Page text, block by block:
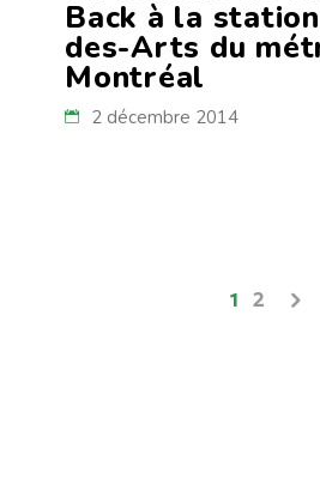
Back à la
des-Arts du
Montréal
2 décembre 2014
1 2